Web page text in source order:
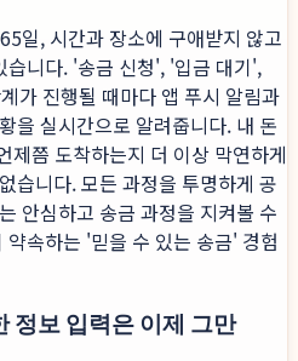
일, 시간과 장소에 구애받지 않고
습니다. '송금 신청', '입금 대기',
가 진행될 때마다 앱 푸시 알림과
을 실시간으로 알려줍니다. 내 돈
제쯤 도착하는지 더 이상 막연하게
습니다. 모든 과정을 투명하게 공
안심하고 송금 과정을 지켜볼 수
속하는 '믿을 수 있는 송금' 경험
정보 입력은 이제 그만